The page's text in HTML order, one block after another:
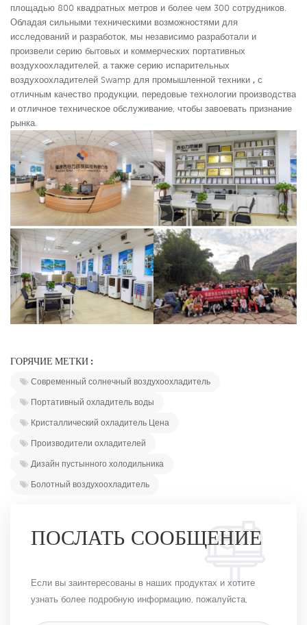
площадью 800 квадратных метров и более чем 300 сотрудников.
Обладая сильными техническими возможностями для
исследований и разработок, мы независимо разработали и
произвели серию бытовых и коммерческих портативных
воздухоохладителей, а также серию испарительных
воздухоохладителей Swamp для промышленной техники , с
отличным качество продукции, передовые технологии производства
и отличное техническое обслуживание, чтобы завоевать признание
рынка.
ГОРЯЧИЕ МЕТКИ :
Современный солнечный воздухоохладитель
Портативный охладитель воды
Кристаллический охладитель Цена
Производители охладителей
Дизайн пустынного холодильника
Болотный воздухоохладитель
ПОСЛАТЬ СООБЩЕНИЕ
Если вы заинтересованы в наших продуктах и ​​хотите
узнать более подробную информацию, пожалуйста,